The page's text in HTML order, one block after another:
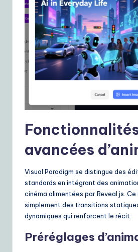
avancées
Visual Paradigm se distingue des
standards en intégrant des
cinéma alimentées par Reveal.js. Ce
simplement des transitions
dynamiques qui renforcent le récit.
Préréglages